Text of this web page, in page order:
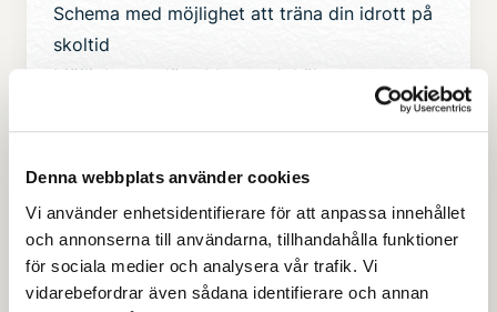
Denna webbplats använder cookies
Vi använder enhetsidentifierare för att anpassa innehållet
och annonserna till användarna, tillhandahålla funktioner
för sociala medier och analysera vår trafik. Vi
vidarebefordrar även sådana identifierare och annan
Schema med möjlighet att träna din idrott på
skoltid
Möjlighet att läsa Idrott och hälsa -
Mental träning för idrottare
Ha höga ambitioner i dina studier och din
idrott
Träna i en klubb med en handledare som